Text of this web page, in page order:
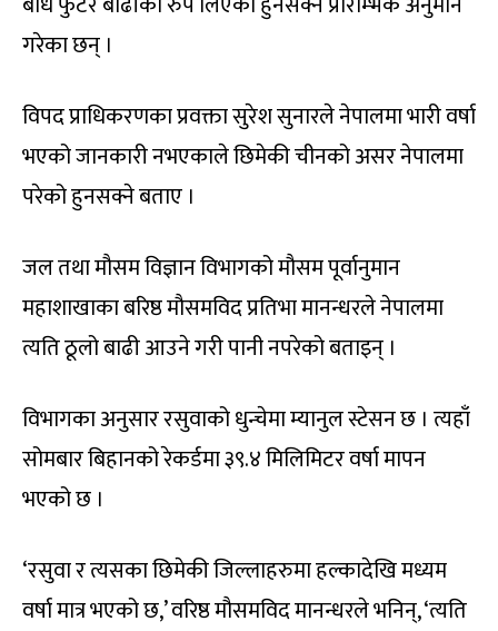
गरेका छन् ।
विपद प्राधिकरणका प्रवक्ता सुरेश सुनारले नेपालमा भारी वर्षा
भएको जानकारी नभएकाले छिमेकी चीनको असर नेपालमा
परेको हुनसक्ने बताए ।
जल तथा मौसम विज्ञान विभागको मौसम पूर्वानुमान
महाशाखाका बरिष्ठ मौसमविद प्रतिभा मानन्धरले नेपालमा
त्यति ठूलो बाढी आउने गरी पानी नपरेको बताइन् ।
विभागका अनुसार रसुवाको धुन्चेमा म्यानुल स्टेसन छ । त्यहाँ
सोमबार बिहानको रेकर्डमा ३९.४ मिलिमिटर वर्षा मापन
भएको छ ।
‘रसुवा र त्यसका छिमेकी जिल्लाहरुमा हल्कादेखि मध्यम
वर्षा मात्र भएको छ,’ वरिष्ठ मौसमविद मानन्धरले भनिन्, ‘त्यति